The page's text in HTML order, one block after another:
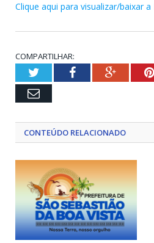
Clique aqui para visualizar/baixar a
COMPARTILHAR:
TwitterFacebookGoogle+
Email
CONTEÚDO RELACIONADO